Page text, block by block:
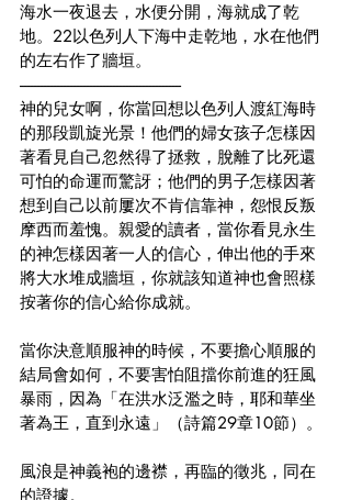
海水一夜退去，水便分開，海就成了乾
地。22以色列人下海中走乾地，水在他們
的左右作了牆垣。
-------------------------------------------------
神的兒女啊，你當回想以色列人渡紅海時
的那段凱旋光景！他們的婦女孩子怎樣因
著看見自己忽然得了拯救，脫離了比死還
可怕的命運而驚訝；他們的男子怎樣因著
想到自己以前屢次不肯信靠神，怨恨反叛
摩西而羞愧。親愛的讀者，當你看見永生
的神怎樣因著一人的信心，伸出他的手來
將大水堆成牆垣，你就該知道神也會照樣
按著你的信心給你成就。
當你決意順服神的時候，不要擔心順服的
結局會如何，不要害怕阻擋你前進的狂風
暴雨，因為「在洪水泛濫之時，耶和華坐
著為王，直到永遠」（詩篇29章10節）。
風浪是神義袍的邊襟，再臨的徵兆，同在
的證據。